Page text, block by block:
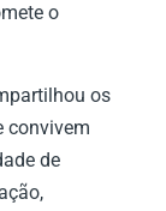
o
os
convivem
de